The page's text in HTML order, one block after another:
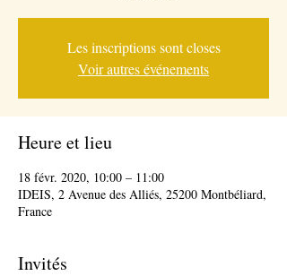
Les inscriptions sont closes
Voir autres événements
Heure et lieu
18 févr. 2020, 10:00 – 11:00
IDEIS, 2 Avenue des Alliés, 25200 Montbéliard,
France
Invités